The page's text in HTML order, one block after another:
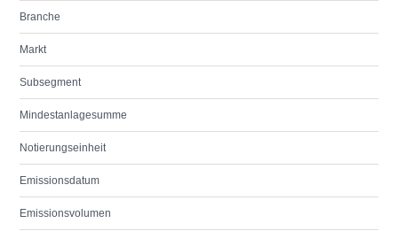
Branche
Markt
Subsegment
Mindestanlagesumme
Notierungseinheit
Emissionsdatum
Emissionsvolumen